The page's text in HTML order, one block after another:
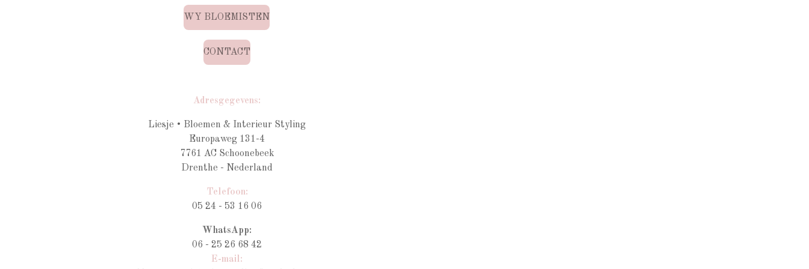
WY BLOEMISTEN
CONTACT
Adresgegevens:
Liesje • Bloemen & Interieur Styling
Europaweg 131-4
7761 AC Schoonebeek
Drenthe - Nederland
Telefoon:
05 24 - 53 16 06
WhatsApp:
06 - 25 26 68 42
E-mail: